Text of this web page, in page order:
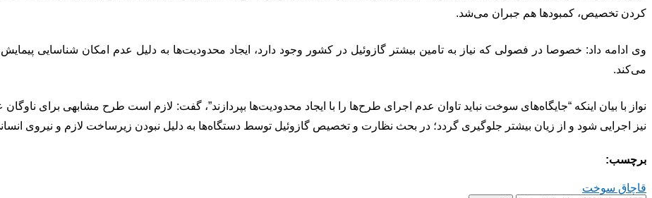
کردن تخصیص، کمبودها هم جبران می‌شد.
وی ادامه داد: خصوصا در فصولی که نیاز به تامین بیشتر گازوئیل در کشور وجود دارد، ایجاد محدودیت‌ها به دلیل عدم امکان شناسایی
می‌کند.
نواز با بیان اینکه “جایگاه‌های سوخت نباید تاوان عدم اجرای طرح‌ها را با ایجاد محدودیت‌ها بپردازند”، گفت: لازم است طرح مشابهی برای
نیز اجرایی شود و از زیان بیشتر جلوگیری گردد؛ در بحث نظارت و تخصیص گازوئیل توسط دستگاه‌ها به دلیل نبودن زیرساخت لازم و نیروی
برچسب:
قاچاق سوخت